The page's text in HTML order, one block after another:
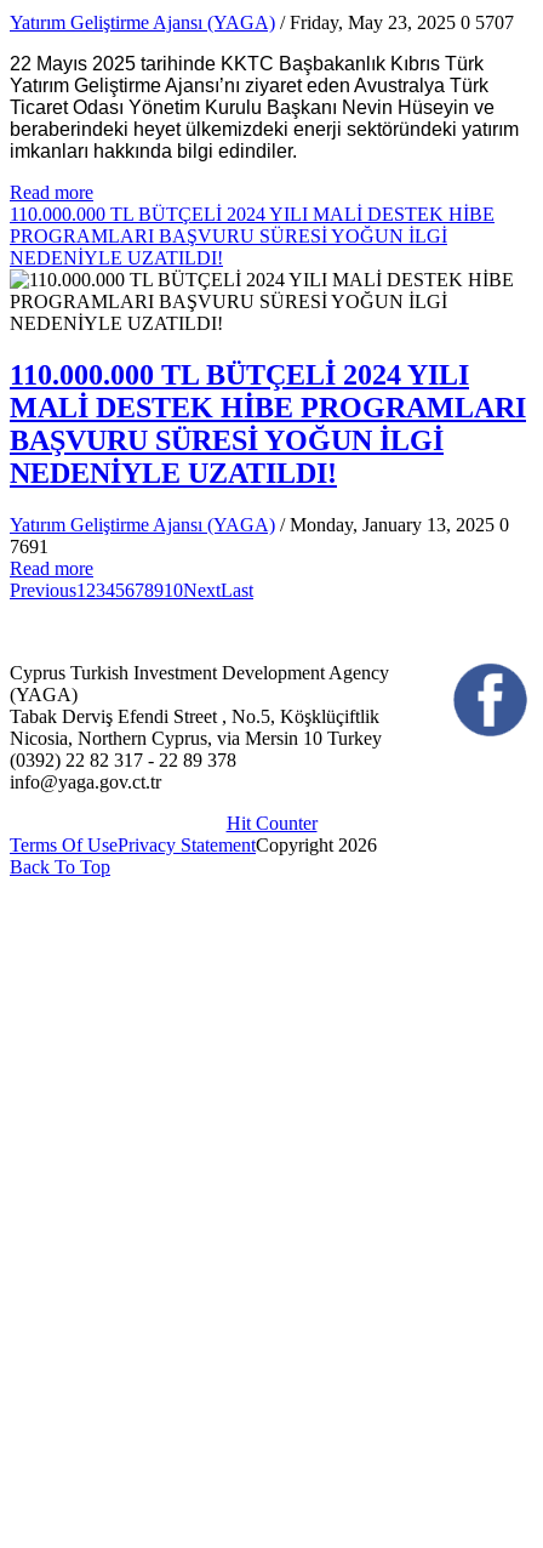
Yatırım Geliştirme Ajansı (YAGA) / Friday, May 23, 2025 0 5707
22 Mayıs 2025 tarihinde KKTC Başbakanlık Kıbrıs Türk
Yatırım Geliştirme Ajansı’nı ziyaret eden Avustralya Türk
Ticaret Odası Yönetim Kurulu Başkanı Nevin Hüseyin ve
beraberindeki heyet ülkemizdeki enerji sektöründeki yatırım
imkanları hakkında bilgi edindiler.
Read more
110.000.000 TL BÜTÇELİ 2024 YILI MALİ DESTEK HİBE
PROGRAMLARI BAŞVURU SÜRESİ YOĞUN İLGİ
NEDENİYLE UZATILDI!
110.000.000 TL BÜTÇELİ 2024 YILI
MALİ DESTEK HİBE PROGRAMLARI
BAŞVURU SÜRESİ YOĞUN İLGİ
NEDENİYLE UZATILDI!
Yatırım Geliştirme Ajansı (YAGA) / Monday, January 13, 2025 0
7691
Read more
Previous1 2345678910NextLast
Cyprus Turkish Investment Development Agency
(YAGA)
Tabak Derviş Efendi Street , No.5, Köşklüçiftlik
Nicosia, Northern Cyprus, via Mersin 10 Turkey
(0392) 22 82 317 - 22 89 378
info@yaga.gov.ct.tr
Hit Counter
Terms Of UsePrivacy StatementCopyright 2026
Back To Top